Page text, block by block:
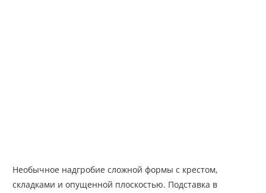
Необычное надгробие сложной формы с крестом,
складками и опущенной плоскостью. Подставка в